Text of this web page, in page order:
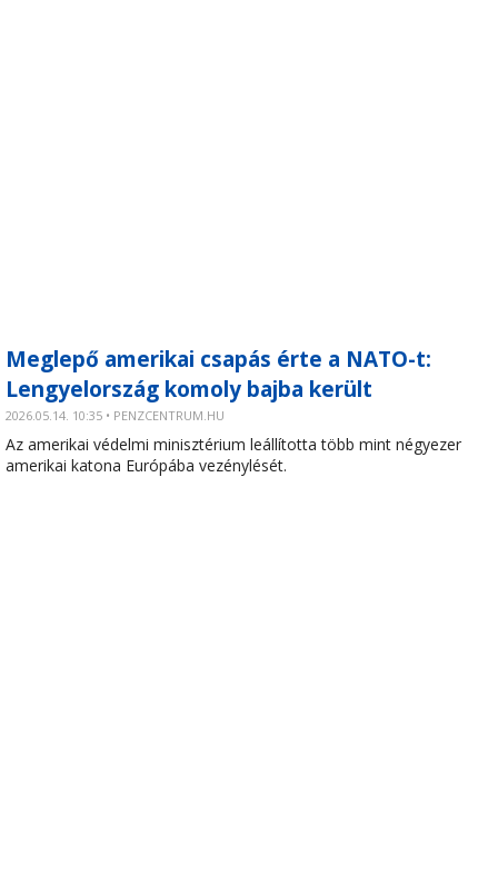
Meglepő amerikai csapás érte a NATO-t:
Lengyelország komoly bajba került
2026.05.14. 10:35 • PENZCENTRUM.HU
Az amerikai védelmi minisztérium leállította több mint négyezer
amerikai katona Európába vezénylését.